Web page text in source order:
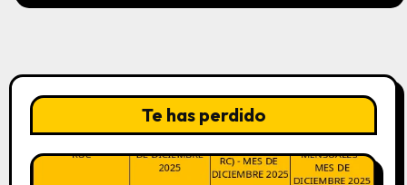
Te has perdido